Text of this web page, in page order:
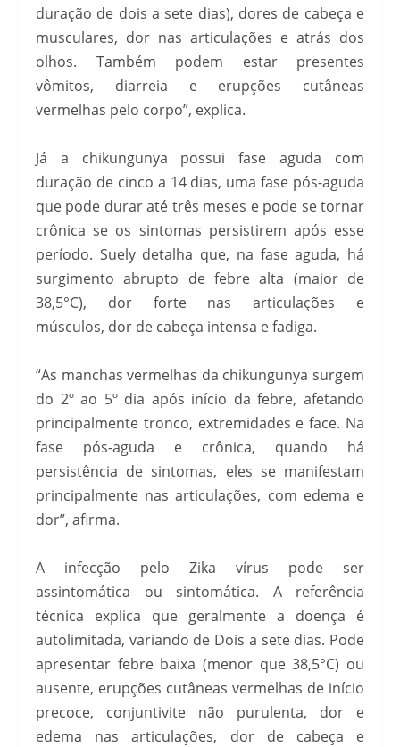
duração de dois a sete dias), dores de cabeça e
musculares, dor nas articulações e atrás dos
olhos. Também podem estar presentes
vômitos, diarreia e erupções cutâneas
vermelhas pelo corpo”, explica.
Já a chikungunya possui fase aguda com
duração de cinco a 14 dias, uma fase pós-aguda
que pode durar até três meses e pode se tornar
crônica se os sintomas persistirem após esse
período. Suely detalha que, na fase aguda, há
surgimento abrupto de febre alta (maior de
38,5°C), dor forte nas articulações e
músculos, dor de cabeça intensa e fadiga.
“As manchas vermelhas da chikungunya surgem
do 2º ao 5º dia após início da febre, afetando
principalmente tronco, extremidades e face. Na
fase pós-aguda e crônica, quando há
persistência de sintomas, eles se manifestam
principalmente nas articulações, com edema e
dor”, afirma.
A infecção pelo Zika vírus pode ser
assintomática ou sintomática. A referência
técnica explica que geralmente a doença é
autolimitada, variando de Dois a sete dias. Pode
apresentar febre baixa (menor que 38,5°C) ou
ausente, erupções cutâneas vermelhas de início
precoce, conjuntivite não purulenta, dor e
edema nas articulações, dor de cabeça e